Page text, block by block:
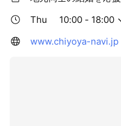
Thu
10:00 - 18:00
www.chiyoya-navi.jp